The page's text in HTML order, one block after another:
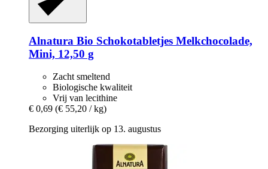
Alnatura Bio Schokotabletjes Melkchocolade,
Mini, 12,50 g
Zacht smeltend
Biologische kwaliteit
Vrij van lecithine
€ 0,69 (€ 55,20 / kg)
Bezorging uiterlijk op 13. augustus